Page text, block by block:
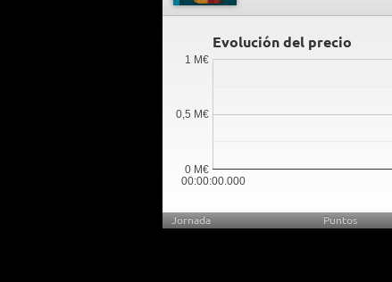
Evolución del precio
00:00:00.000
0 M€
0,5 M€
1 M€
Jornada Puntos